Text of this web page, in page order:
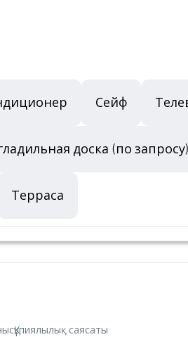
Сейф
доска (по запросу)
Терраса
Құпиялылық саясаты